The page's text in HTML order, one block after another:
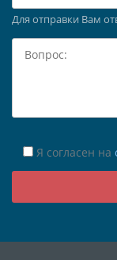
Для отправки Вам
Я согласен на